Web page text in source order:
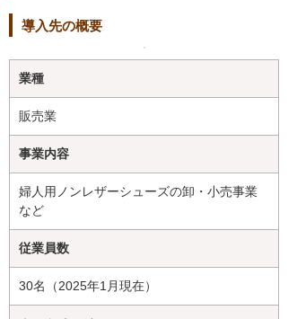
導入先の概要
業種
販売業
事業内容
婦人用ノンレザーシューズの卸・小売事業
など
従業員数
30名（2025年1月現在）